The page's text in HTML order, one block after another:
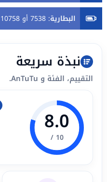
البطارية: 7538 أو 10758 مللي أمبير
نبذة سريعة
التقييم، الفئة و AnTuTu.
8.0
10 /